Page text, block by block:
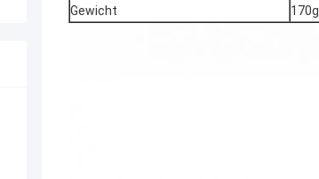
Gewicht
170g